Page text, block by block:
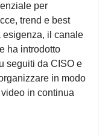
per
trend e best
esigenza, il canale
ha introdotto
seguiti da CISO e
in modo
in continua